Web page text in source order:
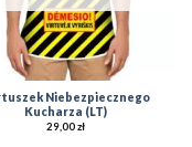
Niebezpiecznego
Kucharza (LT)
29,00zł